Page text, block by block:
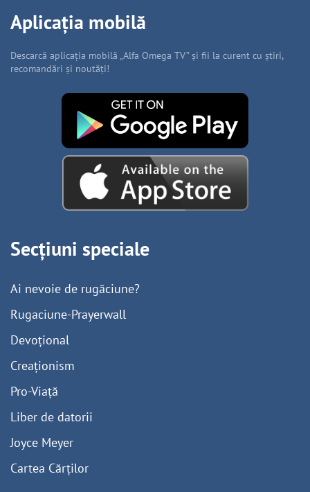
Aplicația mobilă
Descarcă aplicația mobilă „Alfa Omega TV” și fii la curent cu știri,
recomandări și noutăți!
Secțiuni speciale
Ai nevoie de rugăciune?
Rugaciune-Prayerwall
Devoțional
Creaționism
Pro-Viață
Liber de datorii
Joyce Meyer
Cartea Cărților